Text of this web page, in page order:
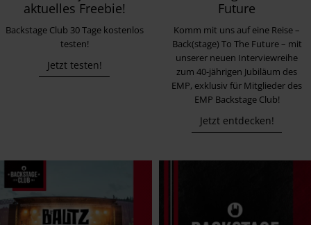
aktuelles Freebie!
Backstage Club 30 Tage kostenlos
testen!
Jetzt testen!
Future
Komm mit uns auf eine Reise –
Back(stage) To The Future – mit
unserer neuen Interviewreihe
zum 40-jährigen Jubiläum des
EMP, exklusiv für Mitglieder des
EMP Backstage Club!
Jetzt entdecken!